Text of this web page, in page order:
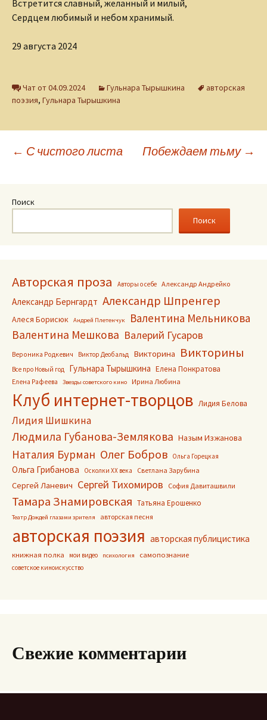
Встретится славный, желанный и милый,
Сердцем любимый и небом хранимый.
29 августа 2024
Чат от 04.09.2024 Гульнара Тырышкина
авторская
поэзия, Гульнара Тырышкина
Навигация
по
записям
← С чистого листа Побеждаем тьму →
Поиск
Поиск
Авторская проза Авторы о себе Александр Андрейко
Александр Бернгардт Александр Шпренгер
Алеся Борисюк Андрей Плетенчук
Валентина Мельникова
Валентина Мешкова Валерий Гусаров
Вероника Родкевич Виктор Деобальд Викторина Викторины
Все про Новый год Гульнара Тырышкина Елена Понкратова
Елена Рафеева Звезды советского кино Ирина Любина
Клуб интернет-творцов Лидия Белова
Лидия Шишкина
Людмила Губанова-Землякова Назым Изжанова
Наталия Бурман Олег Бобров Ольга Горецкая
Ольга Грибанова Осколки ХХ века Светлана Зарубина
Сергей Ланевич Сергей Тихомиров София Давиташвили
Тамара Знамировская Татьяна Ерошенко
Театр Дождей глазами зрителя авторская песня
авторская поэзия авторская публицистика
книжная полка мои видео психология самопознание
советское киноискусство
Свежие комментарии